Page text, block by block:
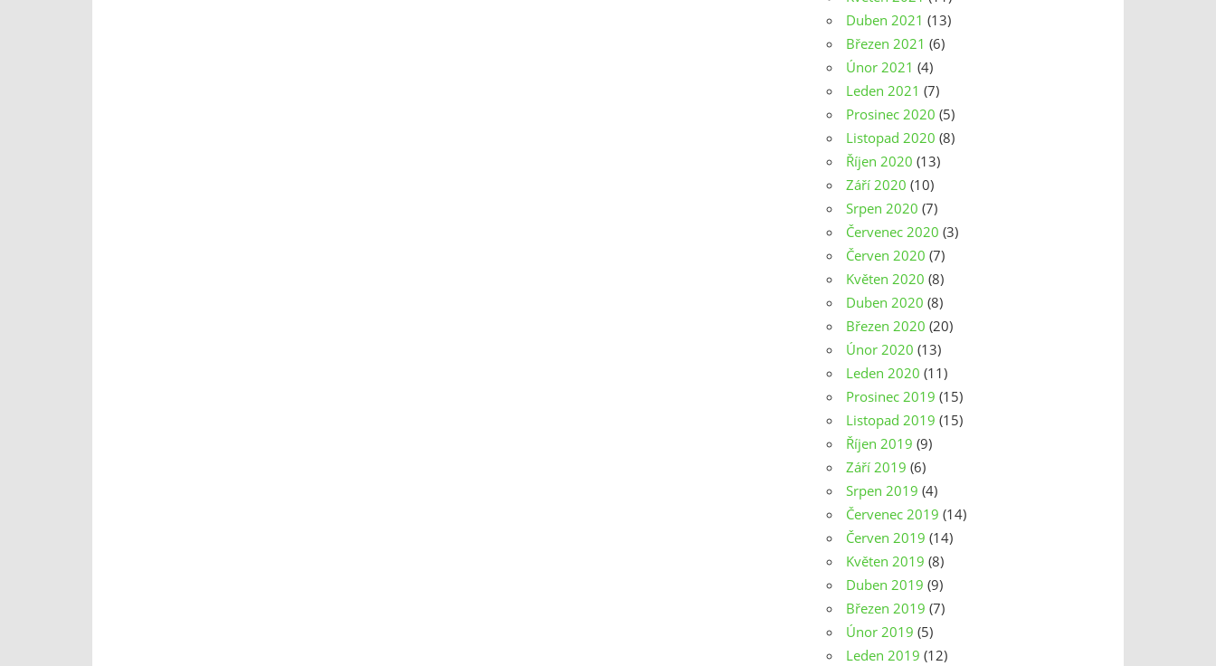
Duben 2021 (13)
Březen 2021 (6)
Únor 2021 (4)
Leden 2021 (7)
Prosinec 2020 (5)
Listopad 2020 (8)
Říjen 2020 (13)
Září 2020 (10)
Srpen 2020 (7)
Červenec 2020 (3)
Červen 2020 (7)
Květen 2020 (8)
Duben 2020 (8)
Březen 2020 (20)
Únor 2020 (13)
Leden 2020 (11)
Prosinec 2019 (15)
Listopad 2019 (15)
Říjen 2019 (9)
Září 2019 (6)
Srpen 2019 (4)
Červenec 2019 (14)
Červen 2019 (14)
Květen 2019 (8)
Duben 2019 (9)
Březen 2019 (7)
Únor 2019 (5)
Leden 2019 (12)